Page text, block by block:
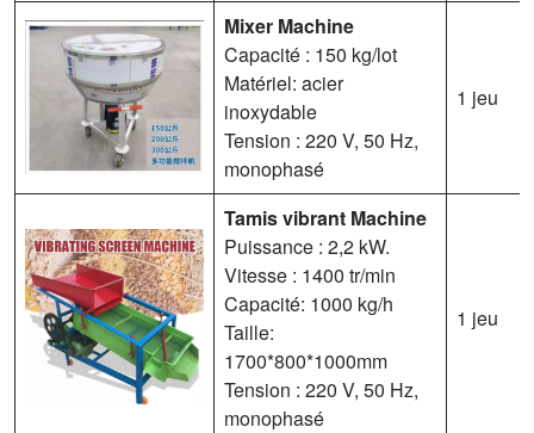
Mixer Machine
Capacité : 150 kg/lot
Matériel: acier
inoxydable
Tension : 220 V, 50 Hz,
monophasé
1 jeu
Tamis vibrant Machine
Puissance : 2,2 kW.
Vitesse : 1400 tr/min
Capacité: 1000 kg/h
Taille:
1700*800*1000mm
Tension : 220 V, 50 Hz,
monophasé
1 jeu